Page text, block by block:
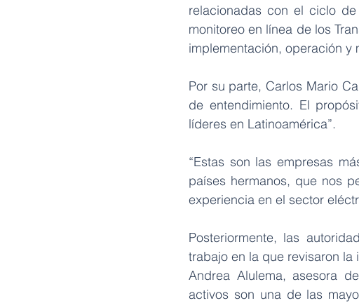
relacionadas con el ciclo
monitoreo en línea de los
implementación, operación y
Por su parte, Carlos Mario
de entendimiento. El
líderes en Latinoamérica”.
“Estas son las empresas
países hermanos, que nos
experiencia en el sector
Posteriormente, las
trabajo en la que revisaron la
Andrea Alulema, asesora
activos son una de las